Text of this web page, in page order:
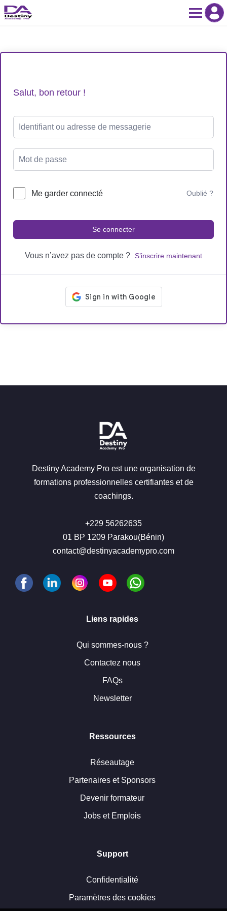
Skip
to
Salut, bon retour !
Me garder connecté Oublié ?
Se connecter
Vous n’avez pas de compte ? S’inscrire maintenant
Destiny Academy Pro est une organisation de
formations professionnelles certifiantes et de
coachings.
+229 56262635
01 BP 1209 Parakou(Bénin)
contact@destinyacademypro.com
Liens rapides
Qui sommes-nous ?
Contactez nous
FAQs
Newsletter
Ressources
Réseautage
Partenaires et Sponsors
Devenir formateur
Jobs et Emplois
Support
Confidentialité
Paramètres des cookies